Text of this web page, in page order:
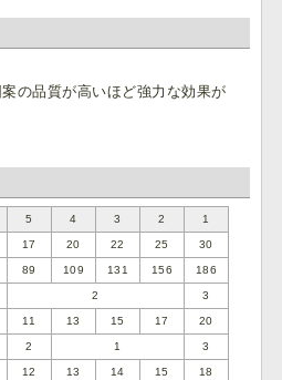
の品質が高いほど強力な効果が
5 4 3 2 1
17 20 22 25 30
89 109 131 156 186
2 3
11 13 15 17 20
2 1 3
12 13 14 15 18